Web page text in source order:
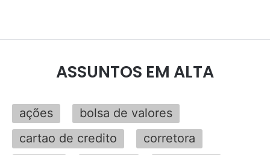
ASSUNTOS EM ALTA
ações
bolsa de valores
cartao de credito
corretora